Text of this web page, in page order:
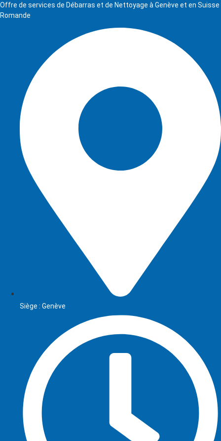
Offre de services de Débarras et de Nettoyage à Genève et en Suisse
Romande
Siège : Genève